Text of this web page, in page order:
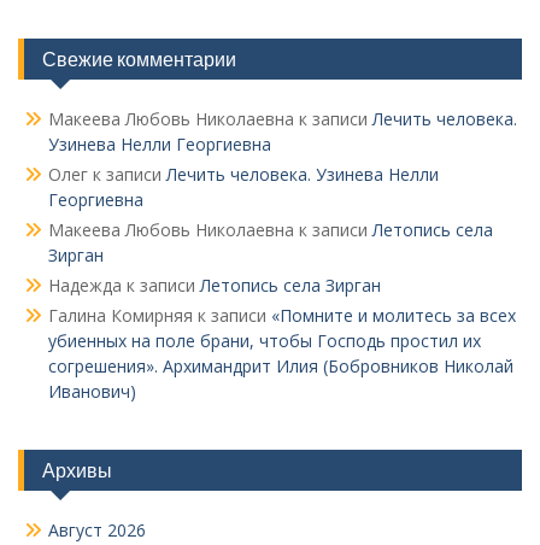
Свежие комментарии
Макеева Любовь Николаевна к записиЛечить человека.
Узинева Нелли Георгиевна
Олег к записиЛечить человека. Узинева Нелли
Георгиевна
Макеева Любовь Николаевна к записиЛетопись села
Зирган
Надежда к записиЛетопись села Зирган
Галина Комирняя к записи «Помните и молитесь за всех
убиенных на поле брани, чтобы Господь простил их
согрешения». Архимандрит Илия (Бобровников Николай
Иванович)
Архивы
Август 2026